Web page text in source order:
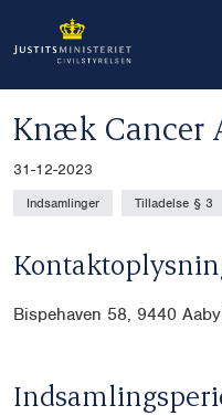
Knæk Cancer
31-12-2023
Indsamlinger Tilladelse § 3
Bispehaven 58, 9440